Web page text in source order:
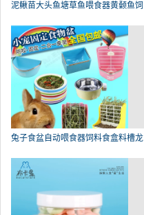
泥鳅苗大头鱼塘草鱼喂食器黄颡鱼饲
兔子食盆自动喂食器饲料食盒料槽龙